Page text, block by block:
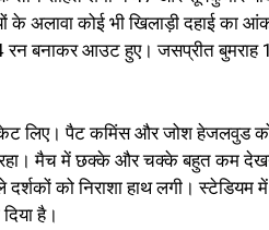
के अलावा कोई भी खिलाड़ी दहाई का
बनाकर आउट हुए। जसप्रीत बुमराह 1
लिए। पैट कमिंस और जोश हेजलवुड
रहा। मैच में छक्के और चक्के बहुत कम
को निराशा हाथ लगी।
है।